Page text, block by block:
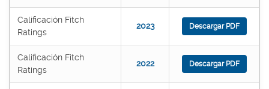
Calificación Fitch
Ratings
2023 Descargar PDF
Calificación Fitch
Ratings
2022 Descargar PDF